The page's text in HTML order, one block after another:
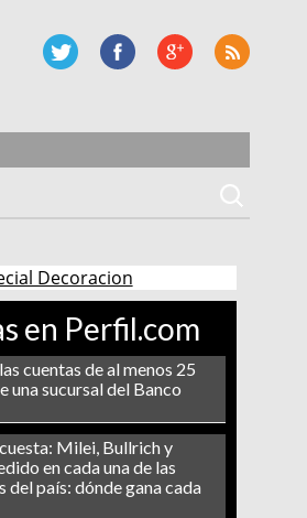
en Perfil.com
cuentas de al menos 25
una sucursal del Banco
Milei, Bullrich y
en cada una de las
del país: dónde gana cada